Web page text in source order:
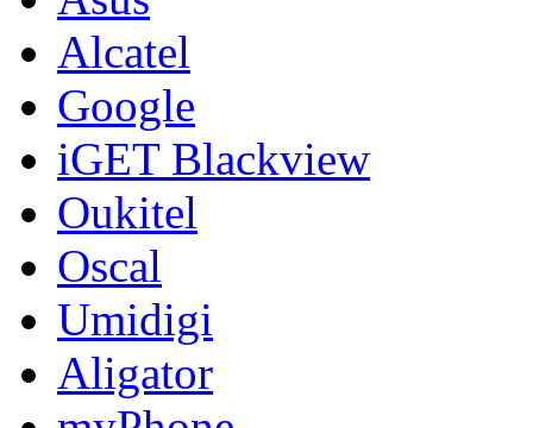
Alcatel
Google
iGET Blackview
Oukitel
Oscal
Umidigi
Aligator